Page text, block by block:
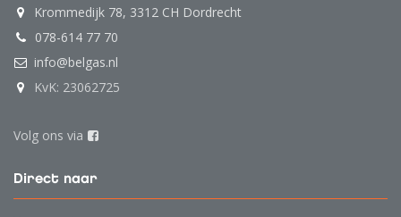
Krommedijk 78, 3312 CH Dordrecht
078-614 77 70
info@belgas.nl
KvK: 23062725
Volg ons via
Direct naar